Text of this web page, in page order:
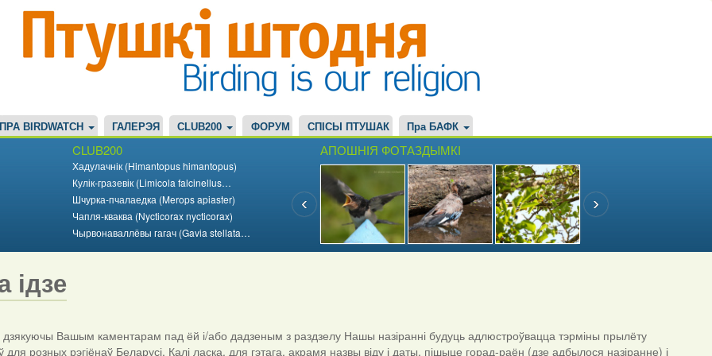
ПРА BIRDWATCH ГАЛЕРЭЯ CLUB200 ФОРУМ СПІСЫ ПТУШАК Пра БАФК
CLUB200
Хадулачнік (Himantopus himantopus)
Кулік-гразевік (Limicola falcinellus…
Шчурка-пчалаедка (Merops apiaster)
Чапля-кваква (Nycticorax nycticorax)
Чырвонаваллёвы гагач (Gavia stellata…
АПОШНІЯ ФОТАЗДЫМКІ
ідзе
Вашым каментарам пад ёй і/або дадзеным з раздзелу Нашы назіранні будуць адлюстроўвацца тэрміны прылёту
для розных рэгіёнаў Беларусі. Калі ласка, для гэтага, акрамя назвы віду і даты, пішыце горад-раён (дзе адбылося назіранне) і